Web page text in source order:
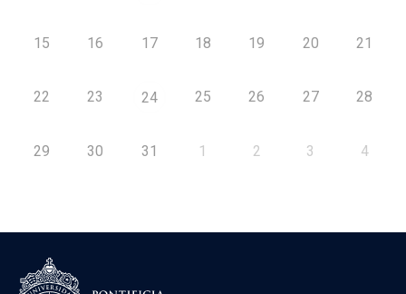
15 16 17 18 19 20 21
22 23 24 25 26 27 28
29 30 31 1 2 3 4